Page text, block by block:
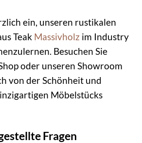
ein, unseren rustikalen
Teak Massivholz im Industry
Besuchen Sie
oder unseren Showroom
von der Schönheit und
Möbelstücks
Fragen